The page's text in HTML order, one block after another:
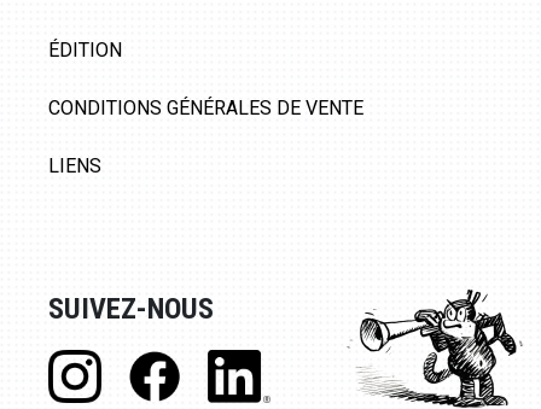
ÉDITION
CONDITIONS GÉNÉRALES DE VENTE
LIENS
SUIVEZ-NOUS